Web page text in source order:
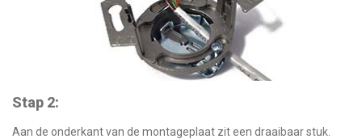
Stap 2:
Aan de onderkant van de montageplaat zit een draaibaar stuk.